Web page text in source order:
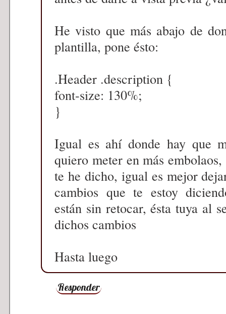
He visto que más abajo de
plantilla, pone ésto:
.Header .description {
font-size: 130%;
}
Igual es ahí donde hay que
quiero meter en más
te he dicho, igual es mejor
cambios que te estoy
están sin retocar, ésta tuya al
dichos cambios
Hasta luego
Responder